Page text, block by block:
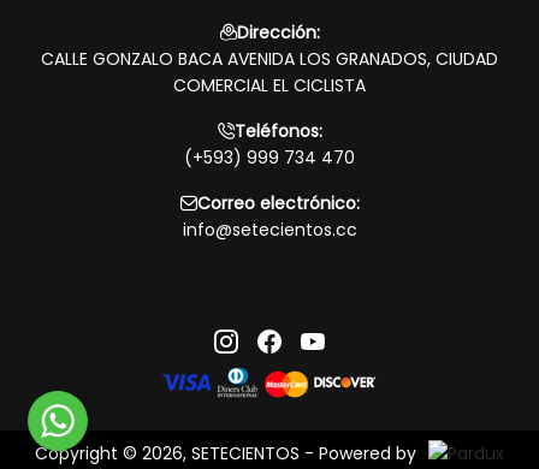
Dirección:
CALLE GONZALO BACA AVENIDA LOS GRANADOS, CIUDAD
COMERCIAL EL CICLISTA
Teléfonos:
(+593) 999 734 470
Correo electrónico:
info@setecientos.cc
Copyright © 2026, SETECIENTOS - Powered by